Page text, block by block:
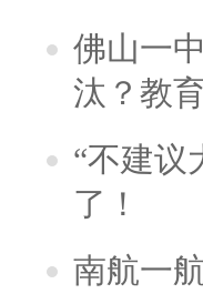
佛山一
汰？教
“不建议
了！
南航一